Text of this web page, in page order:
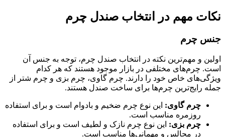
نکات مهم در انتخاب صندل چرم
جنس چرم
اولین و مهم‌ترین نکته در انتخاب صندل چرم، توجه به جنس آن
است. چرم‌های مختلفی در بازار موجود هستند که هر کدام
ویژگی‌های خاص خود را دارند. چرم گاوی، چرم بزی و چرم شتر از
جمله رایج‌ترین چرم‌ها برای ساخت صندل هستند.
چرم گاوی: این نوع چرم ضخیم و بادوام است و برای استفاده
روزمره مناسب است.
چرم بزی: این نوع چرم نازک و لطیف است و برای استفاده
در مجالس و مهمانی‌ها مناسب است.